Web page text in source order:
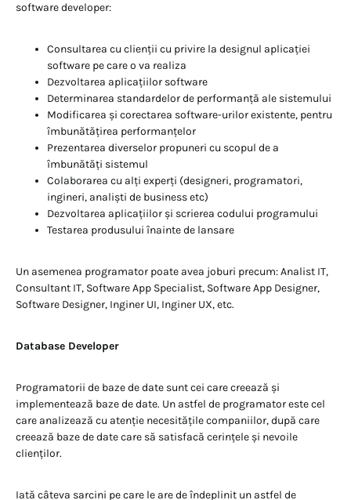
software developer:
Consultarea cu clienții cu privire la designul aplicației
software pe care o va realiza
Dezvoltarea aplicațiilor software
Determinarea standardelor de performanță ale sistemului
Modificarea și corectarea software-urilor existente, pentru
îmbunătățirea performanțelor
Prezentarea diverselor propuneri cu scopul de a
îmbunătăți sistemul
Colaborarea cu alți experți (designeri, programatori,
ingineri, analiști de business etc)
Dezvoltarea aplicațiilor și scrierea codului programului
Testarea produsului înainte de lansare
Un asemenea programator poate avea joburi precum: Analist IT,
Consultant IT, Software App Specialist, Software App Designer,
Software Designer, Inginer UI, Inginer UX, etc.
Database Developer
Programatorii de baze de date sunt cei care creează și
implementează baze de date. Un astfel de programator este cel
care analizează cu atenție necesitățile companiilor, după care
creează baze de date care să satisfacă cerințele și nevoile
clienților.
Iată câteva sarcini pe care le are de îndeplinit un astfel de